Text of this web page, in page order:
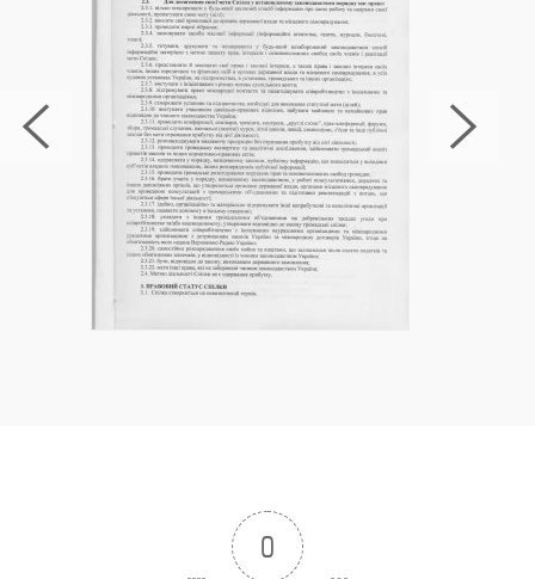
Василькове может стать первым шагом на пути
к здоровой и трезвой жизни, и его успешность
зависит от соблюдения вышеуказанных
принципов и квалификации специалистов.
Процесс кодирования в
Василькове
кодирования алкоголизма в
Международная Антинаркотическая
своей жизнью и избавиться от вредной
0